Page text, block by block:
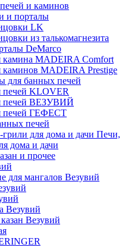
и каминов
и порталы
LK
из талькомагнезита
DeMarco
камина MADEIRA Comfort
MADEIRA Prestige
для банных печей
печей KLOVER
печей ВЕЗУВИЙ
печей ГЕФЕСТ
печей
Печи,
дома и дачи
и прочее
для мангалов Везувий
Везувий
Везувий